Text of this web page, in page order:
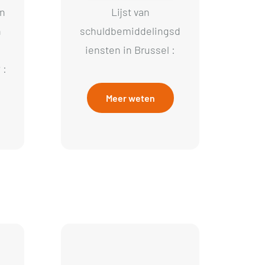
:
Lijst van
schuldbemiddelingsd
iensten in Brussel :
Meer weten